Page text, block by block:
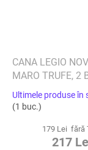
CANA LEGIO
MARO TRUFE, 2
SOLO
Ultimele produse în
(1 buc.)
179 Lei fără
217